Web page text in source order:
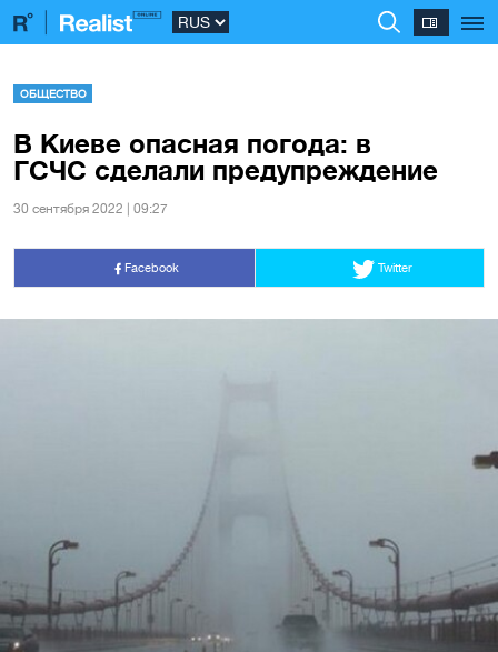
ОБЩЕСТВО
В Киеве опасная погода: в
ГСЧС сделали предупреждение
30 сентября 2022 | 09:27
Facebook Twitter